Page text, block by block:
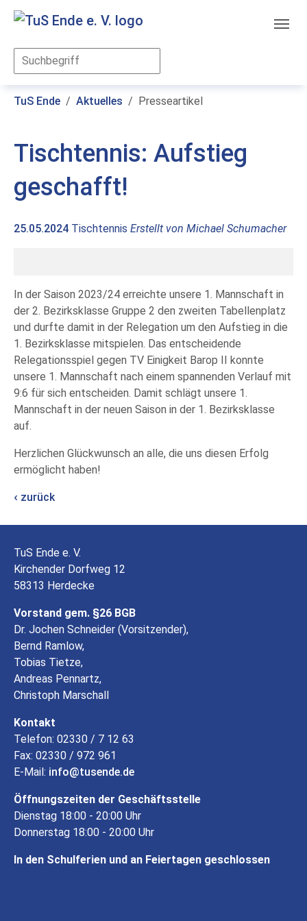
Skip to main content
TuS Ende Aktuelles Presseartikel
Tischtennis: Aufstieg
geschafft!
25.05.2024 Tischtennis Erstellt von Michael Schumacher
In der Saison 2023/24 erreichte unsere 1. Mannschaft in
der 2. Bezirksklasse Gruppe 2 den zweiten Tabellenplatz
und durfte damit in der Relegation um den Aufstieg in die
1. Bezirksklasse mitspielen. Das entscheidende
Relegationsspiel gegen TV Einigkeit Barop II konnte
unsere 1. Mannschaft nach einem spannenden Verlauf mit
9:6 für sich entscheiden. Damit schlägt unsere 1.
Mannschaft in der neuen Saison in der 1. Bezirksklasse
auf.
Herzlichen Glückwunsch an alle, die uns diesen Erfolg
ermöglicht haben!
zurück
TuS Ende e. V.
Kirchender Dorfweg 12
58313 Herdecke
Vorstand gem. §26 BGB
Dr. Jochen Schneider (Vorsitzender),
Bernd Ramlow,
Tobias Tietze,
Andreas Pennartz,
Christoph Marschall
Kontakt
Telefon: 02330 / 7 12 63
Fax: 02330 / 972 961
E-Mail: info tusende de
Öffnungszeiten der Geschäftsstelle
Dienstag 18:00 - 20:00 Uhr
Donnerstag 18:00 - 20:00 Uhr
In den Schulferien und an Feiertagen geschlossen